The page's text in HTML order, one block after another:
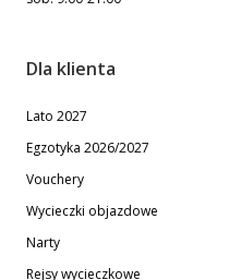
Dla klienta
Lato 2027
Egzotyka 2026/2027
Vouchery
Wycieczki objazdowe
Narty
Rejsy wycieczkowe